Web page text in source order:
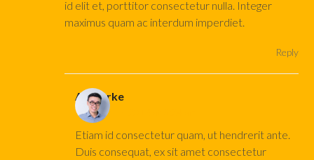
id elit et, porttitor consectetur nulla. Integer
maximus quam ac interdum imperdiet.
Reply
AJ Clarke
October 17, 2016 at 3:24 am
Etiam id consectetur quam, ut hendrerit ante.
Duis consequat, ex sit amet consectetur